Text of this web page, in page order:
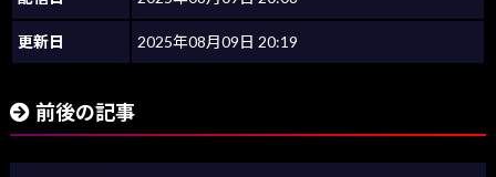
更新日 2025年08月09日 20:19
前後の記事